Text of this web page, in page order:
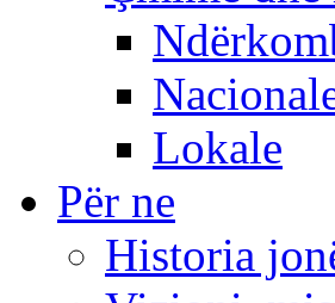
Lokale
Për ne
Historia